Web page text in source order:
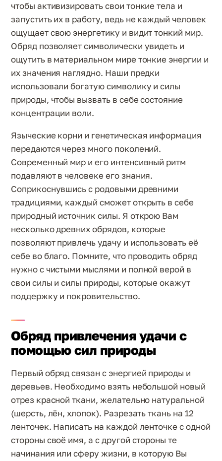
чтобы активизировать свои тонкие тела и
запустить их в работу, ведь не каждый человек
ощущает свою энергетику и видит тонкий мир.
Обряд позволяет символически увидеть и
ощутить в материальном мире тонкие энергии и
их значения наглядно. Наши предки
использовали богатую символику и силы
природы, чтобы вызвать в себе состояние
концентрации воли.
Языческие корни и генетическая информация
передаются через много поколений.
Современный мир и его интенсивный ритм
подавляют в человеке его знания.
Соприкоснувшись с родовыми древними
традициями, каждый сможет открыть в себе
природный источник силы. Я открою Вам
несколько древних обрядов, которые
позволяют привлечь удачу и использовать её
себе во благо. Помните, что проводить обряд
нужно с чистыми мыслями и полной верой в
свои силы и силы природы, которые окажут
поддержку и покровительство.
Обряд привлечения удачи с
помощью сил природы
Первый обряд связан с энергией природы и
деревьев. Необходимо взять небольшой новый
отрез красной ткани, желательно натуральной
(шерсть, лён, хлопок). Разрезать ткань на 12
ленточек. Написать на каждой ленточке с одной
стороны своё имя, а с другой стороны те
начинания или сферу жизни, в которую Вы